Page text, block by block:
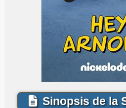
Sinopsis de la